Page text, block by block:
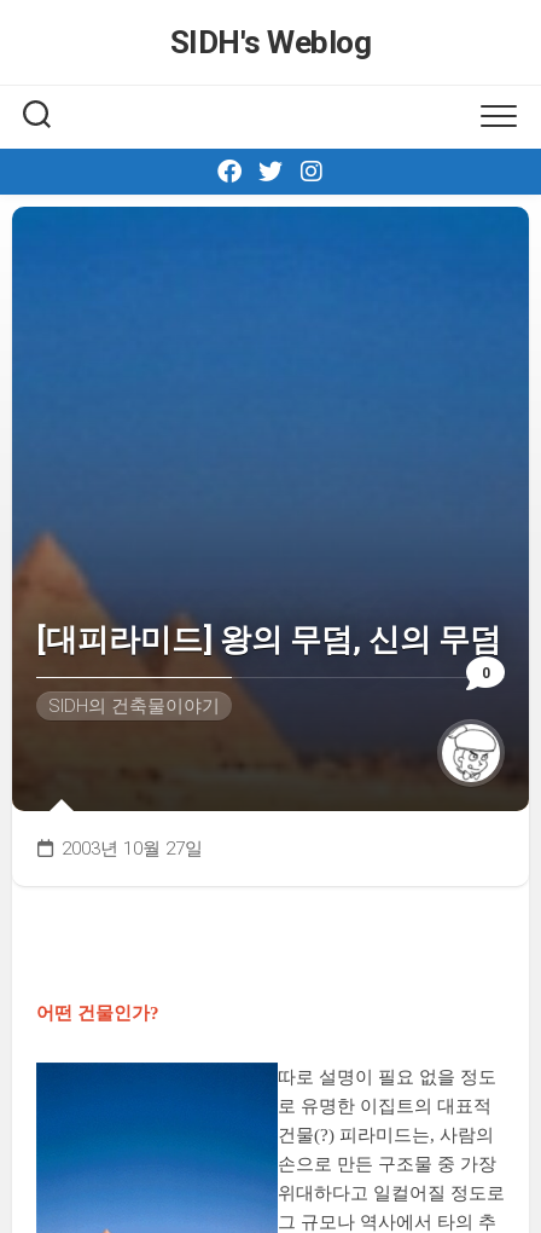
SIDH′s Weblog
0
[대피라미드] 왕의 무덤, 신의 무덤
SIDH의 건축물이야기
2003년 10월 27일
어떤 건물인가?
따로 설명이 필요 없을 정도
로 유명한 이집트의 대표적
건물(?) 피라미드는, 사람의
손으로 만든 구조물 중 가장
위대하다고 일컬어질 정도로
그 규모나 역사에서 타의 추